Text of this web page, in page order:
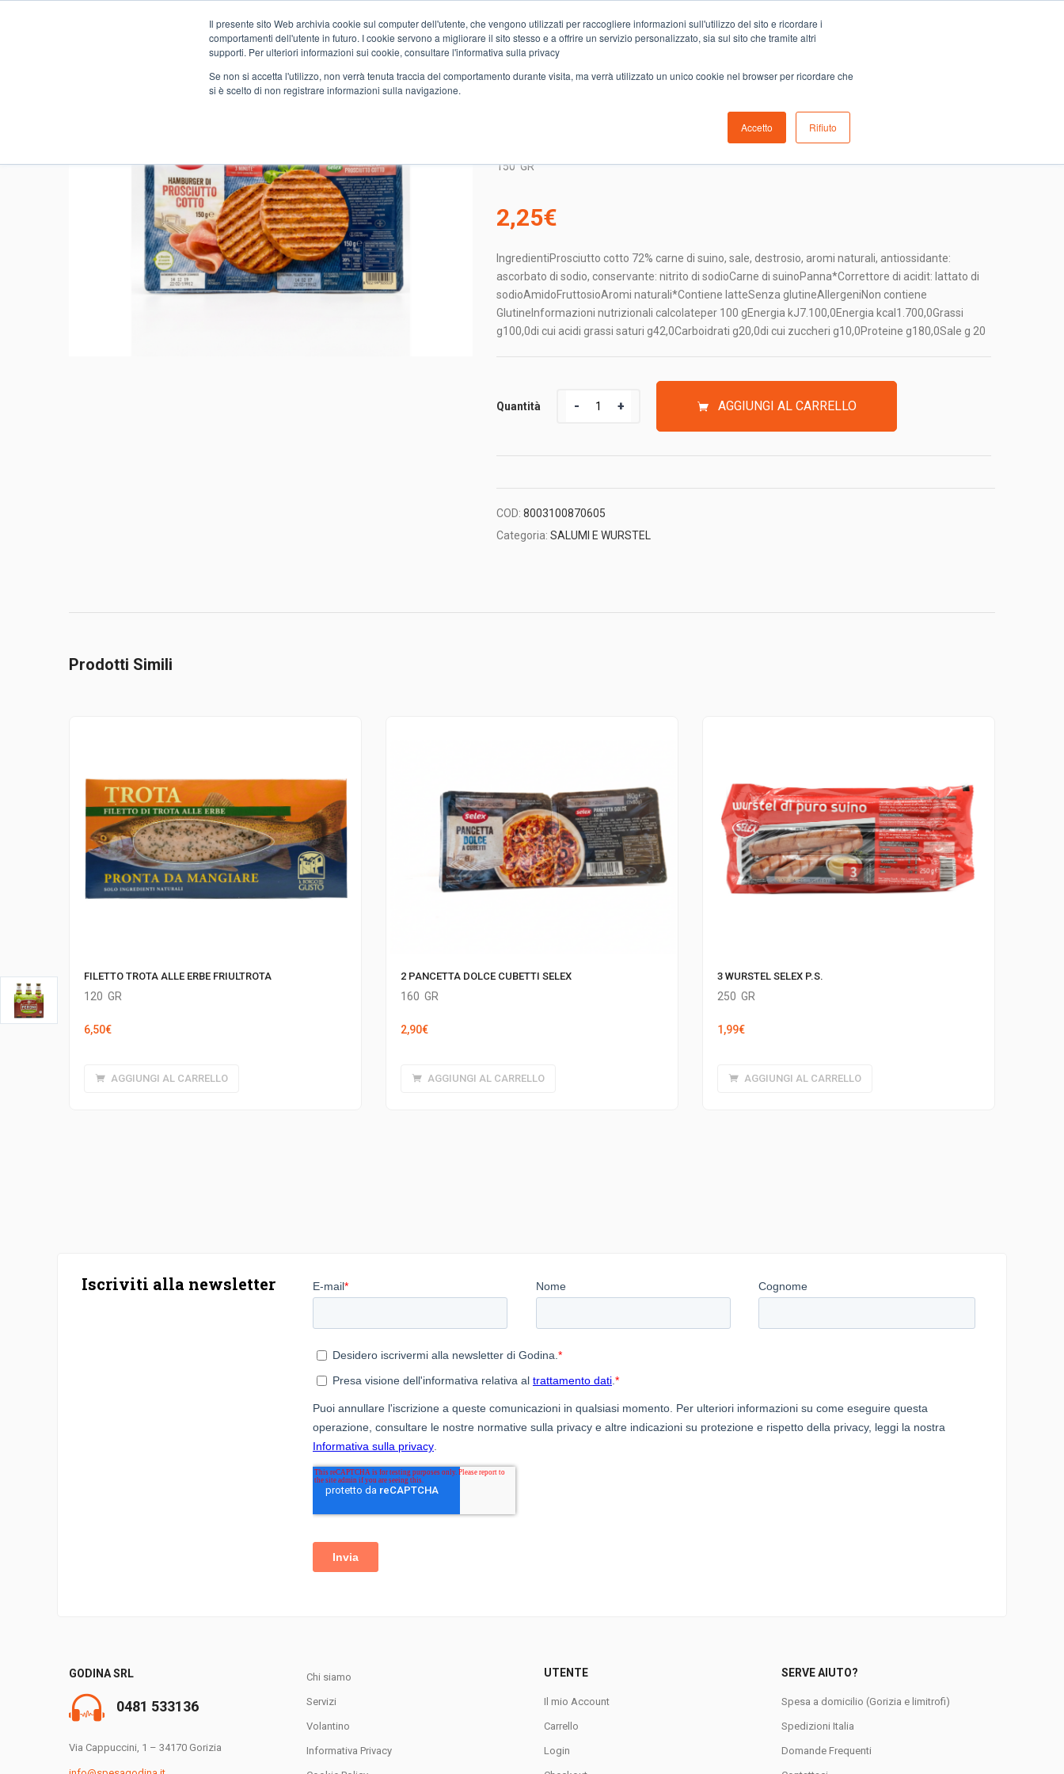
Il presente sito Web archivia cookie sul computer dell'utente, che vengono utilizzati per raccogliere informazioni sull'utilizzo del sito e ricordare i
comportamenti dell'utente in futuro. I cookie servono a migliorare il sito stesso e a offrire un servizio personalizzato, sia sul sito che tramite altri
supporti. Per ulteriori informazioni sui cookie, consultare l'informativa sulla privacy
Se non si accetta l'utilizzo, non verrà tenuta traccia del comportamento durante visita, ma verrà utilizzato un unico cookie nel browser per ricordare che
si è scelto di non registrare informazioni sulla navigazione.
Accetto Rifiuto
Novità Chi siamo Servizi Spesa online Carta Club A&O Volantino Serve aiuto?
SAFO SELF-SERVICE SALUMI E WURSTEL 2 HAMBURGER PROSC. COTTO SELEX
2 HAMBURGER PROSC. COTTO SELEX
150 GR
2,25€
IngredientiProsciutto cotto 72% carne di suino, sale, destrosio, aromi naturali, antiossidante:
ascorbato di sodio, conservante: nitrito di sodioCarne di suinoPanna*Correttore di acidit: lattato di
sodioAmidoFruttosioAromi naturali*Contiene latteSenza glutineAllergeniNon contiene
GlutineInformazioni nutrizionali calcolateper 100 gEnergia kJ7.100,0Energia kcal1.700,0Grassi
g100,0di cui acidi grassi saturi g42,0Carboidrati g20,0di cui zuccheri g10,0Proteine g180,0Sale g 20
Quantità AGGIUNGI AL CARRELLO
COD: 8003100870605
Categoria: SALUMI E WURSTEL
Prodotti Simili
FILETTO TROTA ALLE ERBE FRIULTROTA
120 GR
6,50€
AGGIUNGI AL CARRELLO
2 PANCETTA DOLCE CUBETTI SELEX
160 GR
2,90€
AGGIUNGI AL CARRELLO
3 WURSTEL SELEX P.S.
250 GR
1,99€
AGGIUNGI AL CARRELLO
Iscriviti alla newsletter
GODINA SRL
0481 533136
Via Cappuccini, 1 – 34170 Gorizia
Chi siamo
Servizi
Volantino
Informativa Privacy
UTENTE
Il mio Account
Carrello
Login
SERVE AIUTO?
Spesa a domicilio (Gorizia e limitrofi)
Spedizioni Italia
Domande Frequenti